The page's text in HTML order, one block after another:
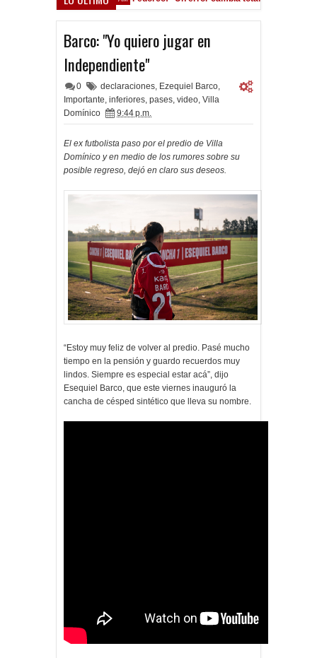
Barco: "Yo quiero jugar en
Independiente"
0 declaraciones, Ezequiel Barco,
Importante, inferiores, pases, video, Villa
Domínico
9:44 p.m.
El ex futbolista paso por el predio de Villa
Domínico y en medio de los rumores sobre su
posible regreso, dejó en claro sus deseos.
“Estoy muy feliz de volver al predio. Pasé mucho
tiempo en la pensión y guardo recuerdos muy
lindos. Siempre es especial estar acá”, dijo
Esequiel Barco, que este viernes inauguró la
cancha de césped sintético que lleva su nombre.